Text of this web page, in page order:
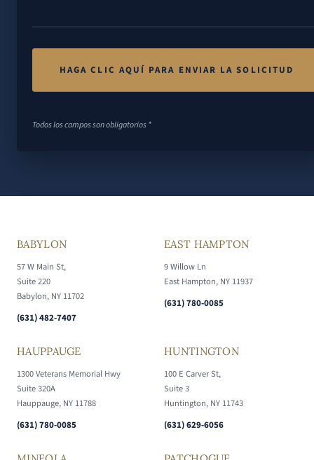
Todos los campos son obligatorios *
BABYLON
57 W Main St,
Suite 220
Babylon, NY 11702
(631) 482-7407
EAST HAMPTON
9 Willow Ln
East Hampton, NY 11937
(631) 780-0085
HAUPPAUGE
1300 Veterans Memorial Hwy
Suite 320A
Hauppauge, NY 11788
(631) 780-0085
HUNTINGTON
100 E Carver St,
Suite 3
Huntington, NY 11743
(631) 629-6056